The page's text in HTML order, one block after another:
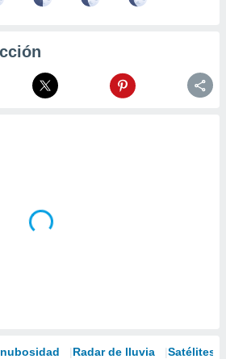
Radar de lluvia Satélites